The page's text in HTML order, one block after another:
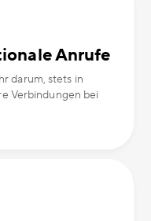
Anrufe
darum, stets in
Verbindungen bei